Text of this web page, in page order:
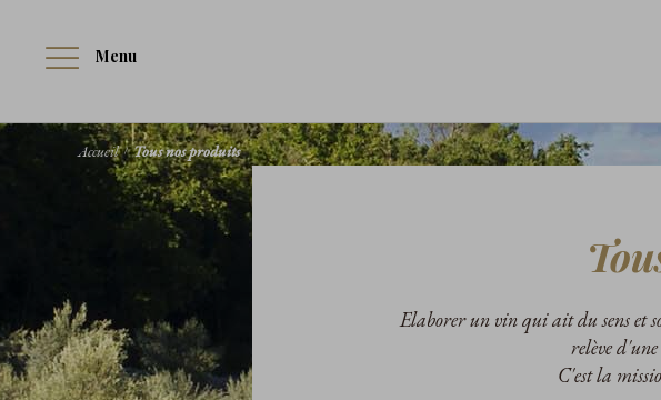
Menu
Elaborer un vin qui ait du sens et
relève
C'est la
Accueil Tous nos produits